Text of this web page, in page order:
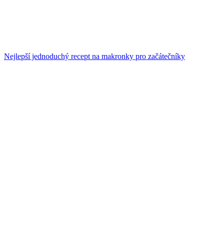
Nejlepší jednoduchý recept na makronky pro začátečníky